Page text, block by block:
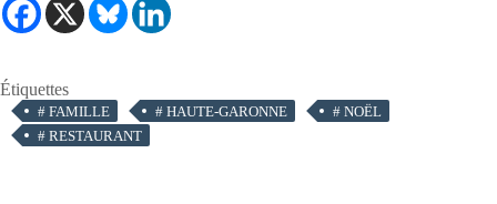
Étiquettes
# FAMILLE # HAUTE-GARONNE # NOËL
# RESTAURANT